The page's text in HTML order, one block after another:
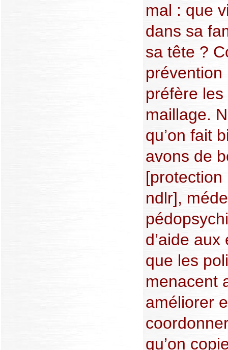
mal : que
dans sa
sa tête ?
prévention
préfère
maillage.
qu’on fait
avons de
ndlr],
d’aide
que les
menacent
améliorer
qu’on